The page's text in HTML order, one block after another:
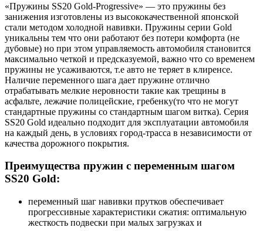
«Пружины SS20 Gold-Progressive» — это пружины без
занижения изготовлены из высококачественной японской
стали методом холодной навивки. Пружины серии Gold
уникальны тем что они работают без потери комфорта (не
дубовые) но при этом управляемость автомобиля становится
максимально четкой и предсказуемой, важно что со временем
пружины не усаживаются, т.е авто не теряет в клиренсе.
Наличие переменного шага дает пружине отлично
отрабатывать мелкие неровности такие как трещины в
асфальте, лежачие полицейские, гребенку(то что не могут
стандартные пружины со стандартным шагом витка). Серия
SS20 Gold идеально подходит для эксплуатации автомобиля
на каждый день, в условиях город-трасса в независимости от
качества дорожного покрытия.
Преимущества пружин с переменным шагом
SS20 Gold:
переменный шаг навивки прутков обеспечивает
прогрессивные характеристики сжатия: оптимальную
жесткость подвески при малых загрузках и